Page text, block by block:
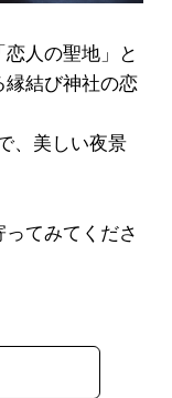
人の聖地」と
縁結び神社の恋
、美しい夜景
てみてくださ